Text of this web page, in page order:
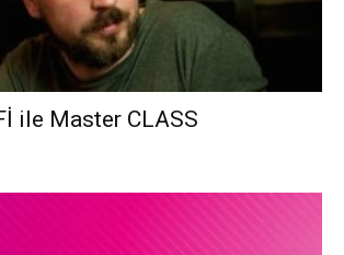
ile Master CLASS